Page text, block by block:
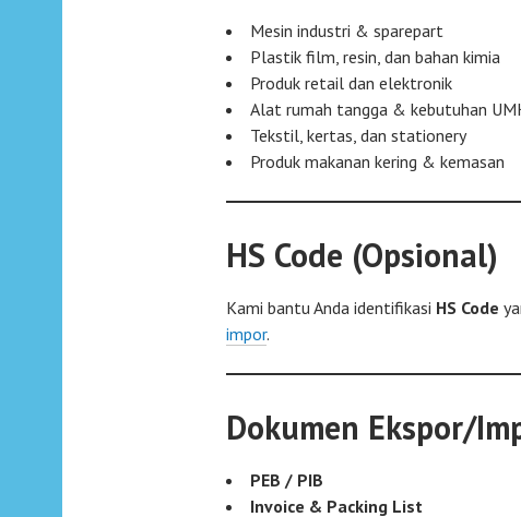
Mesin industri & sparepart
Plastik film, resin, dan bahan kimia
Produk retail dan elektronik
Alat rumah tangga & kebutuhan
Tekstil, kertas, dan stationery
Produk makanan kering & kemasan
HS Code (Opsional)
Kami bantu Anda identifikasi HS Code
impor.
Dokumen Ekspor/
PEB / PIB
Invoice & Packing List